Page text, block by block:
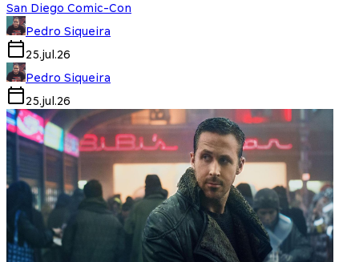
San Diego Comic-Con
Pedro Siqueira
25.jul.26
Pedro Siqueira
25.jul.26